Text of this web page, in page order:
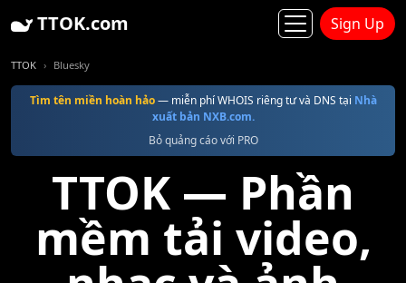
TTOK.com Sign Up
TTOK Bluesky
Tìm tên miền hoàn hảo— miễn phí WHOIS riêng tư và DNS tại Nhà
xuất bản NXB.com.
Bỏ quảng cáo với PRO
TTOK — Phần
mềm tải video,